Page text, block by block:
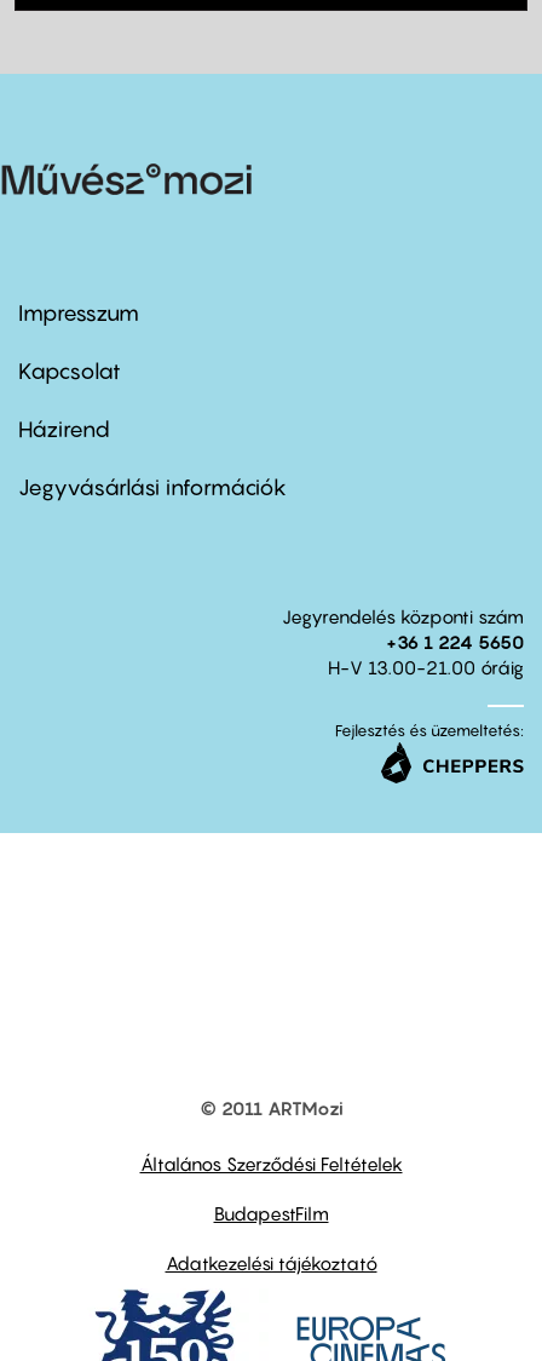
Footer
first
Impresszum
Kapcsolat
Footer
second
Házirend
Jegyvásárlási információk
Jegyrendelés központi szám
+36 1 224 5650
H-V 13.00-21.00 óráig
Fejlesztés és üzemeltetés:
© 2011 ARTMozi
Általános Szerződési Feltételek
BudapestFilm
Adatkezelési tájékoztató